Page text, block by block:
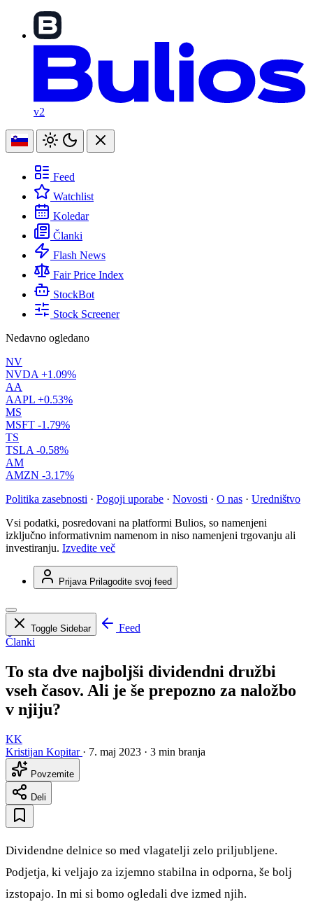
v2
Feed
Watchlist
Koledar
Članki
Flash News
Fair Price Index
StockBot
Stock Screener
Nedavno ogledano
NV
NVDA +1.09%
AA
AAPL +0.53%
MS
MSFT -1.79%
TS
TSLA -0.58%
AM
AMZN -3.17%
Politika zasebnosti · Pogoji uporabe · Novosti · O nas · Uredništvo
Vsi podatki, posredovani na platformi Bulios, so namenjeni
izključno informativnim namenom in niso namenjeni trgovanju ali
investiranju. Izvedite več
Prijava Prilagodite svoj feed
Toggle Sidebar
Feed
Članki
To sta dve najboljši dividendni družbi
vseh časov. Ali je še prepozno za naložbo
v njiju?
KK
Kristijan Kopitar · 7. maj 2023 · 3 min branja
Povzemite
Deli
Dividendne delnice so med vlagatelji zelo priljubljene.
Podjetja, ki veljajo za izjemno stabilna in odporna, še bolj
izstopajo. In mi si bomo ogledali dve izmed njih.